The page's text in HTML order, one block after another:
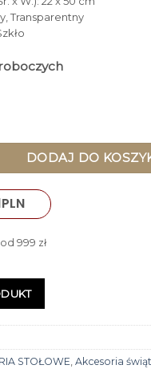
Transparentny
z kranikiem,
DODAJ DO
PLN
999 zł
STOŁOWE ,Akcesoria